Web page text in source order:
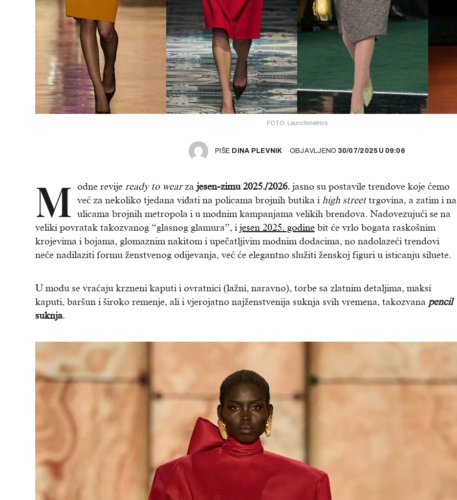
FOTO: Launchmetrics
PIŠE DINA PLEVNIK OBJAVLJENO 30/07/2025 U 09:06
M odne revije ready to wearza jesen-zimu 2025./2026. jasno su postavile trendove koje ćemo
već za nekoliko tjedana viđati na policama brojnih butika i high streettrgovina, a zatim i na
ulicama brojnih metropola i u modnim kampanjama velikih brendova. Nadovezujući se na
veliki povratak takozvanog “glasnog glamura”, i jesen 2025. godine bit će vrlo bogata raskošnim
krojevima i bojama, glomaznim nakitom i upečatljivim modnim dodacima, no nadolazeći trendovi
neće nadilaziti formu ženstvenog odijevanja, već će elegantno služiti ženskoj figuri u isticanju siluete.
U modu se vraćaju krzneni kaputi i ovratnici (lažni, naravno), torbe sa zlatnim detaljima, maksi
kaputi, baršun i široko remenje, ali i vjerojatno najženstvenija suknja svih vremena, takozvana pencil
suknja.